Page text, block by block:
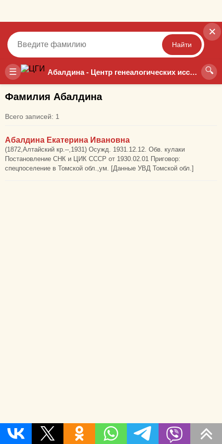
☰ Абалдина - Центр генеалогических исследований 🔍
✕
Найти
Точный Неточный
Фамилия Абалдина
Всего записей: 1
Абалдина Екатерина Ивановна
(1872,Алтайский кр.--,1931) Осужд. 1931.12.12. Обв. кулаки
Постановление СНК и ЦИК СССР от 1930.02.01 Приговор:
спецпоселение в Томской обл.,ум. [Данные УВД Томской обл.]